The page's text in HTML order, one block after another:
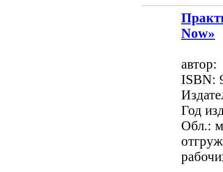
Now»
ISBN:
Год
Обл.: